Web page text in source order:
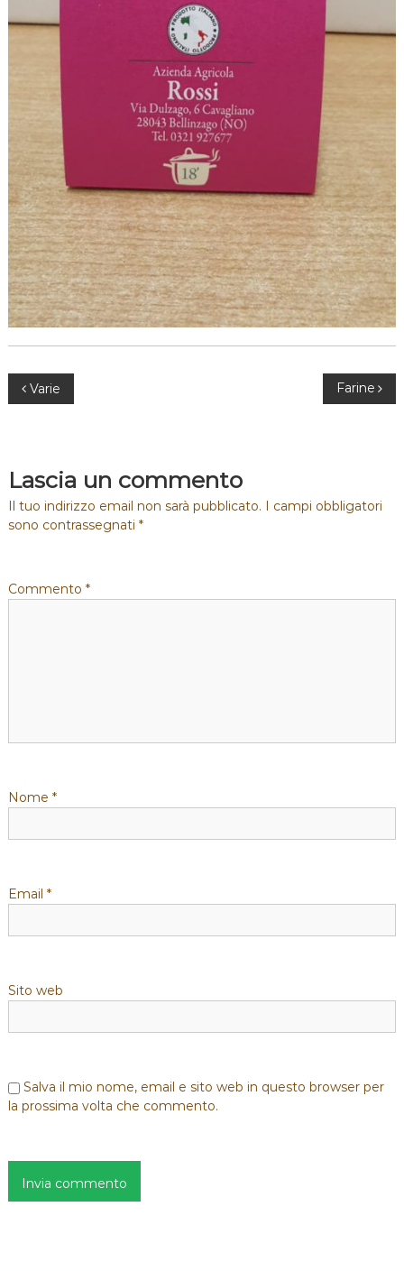
N
v
i
a
e
a
r
c
o
l
Varie Farine
Lascia un commento
Il tuo indirizzo email non sarà pubblicato. I campi obbligatori
sono contrassegnati *
Commento *
Nome *
Email *
Sito web
Salva il mio nome, email e sito web in questo browser per
la prossima volta che commento.